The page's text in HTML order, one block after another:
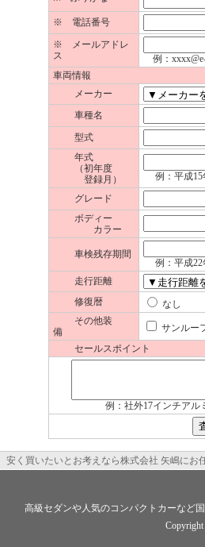
※ 電話番号
※ メールアドレ
ス
例：
車両情報
メーカー
車種名
型式
年式
（初年度
登録月）
例：平成
グレード
ボディー
カラー
車検残存期間
例：平成
走行距離
修復暦
な
その他装
備
サンル
セールスポイント
例：社外17インチア
安く買いたいとお考えなら株式会社 矢嶋に
高級セダンや人気のコンパクトカーなど